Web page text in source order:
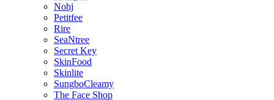
Nohj
Petitfee
Rire
SeaNtree
Secret Key
SkinFood
Skinlite
SungboCleamy
The Face Shop